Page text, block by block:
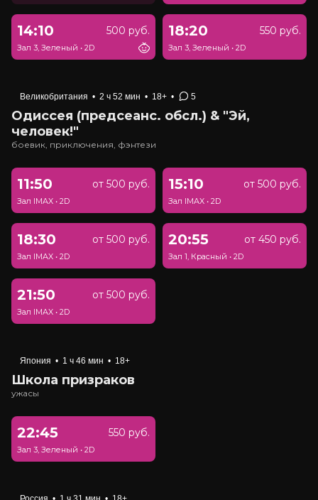
14:10 500 руб.
Зал 3, Зеленый • 2D
18:20 550 руб.
Зал 3, Зеленый • 2D
Великобритания • 2 ч 52 мин • 18+ • 5
Одиссея (предсеанс. обсл.) & "Эй,
человек!"
боевик, приключения, фэнтези
11:50 от 500 руб.
Зал IMAX • 2D
15:10 от 500 руб.
Зал IMAX • 2D
18:30 от 500 руб.
Зал IMAX • 2D
20:55 от 450 руб.
Зал 1, Красный • 2D
21:50 от 500 руб.
Зал IMAX • 2D
Япония • 1 ч 46 мин • 18+
Школа призраков
ужасы
22:45 550 руб.
Зал 3, Зеленый • 2D